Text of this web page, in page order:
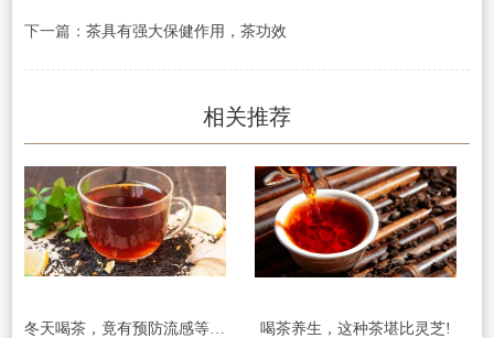
下一篇： 茶具有强大保健作用，茶功效
相关推荐
冬天喝茶，竟有预防流感等功效! 喝茶养生，这种茶堪比灵芝!